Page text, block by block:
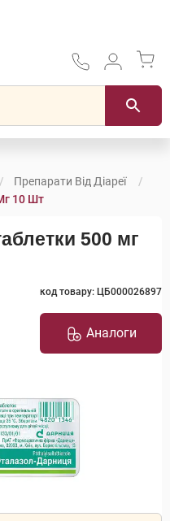
Препарати Від Діареї
10 Шт
500 мг
код товару: ЦБ000026897
Аналоги